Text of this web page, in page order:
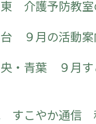
介護予防教
９月の活動
・青葉 ９月
すこやか通信